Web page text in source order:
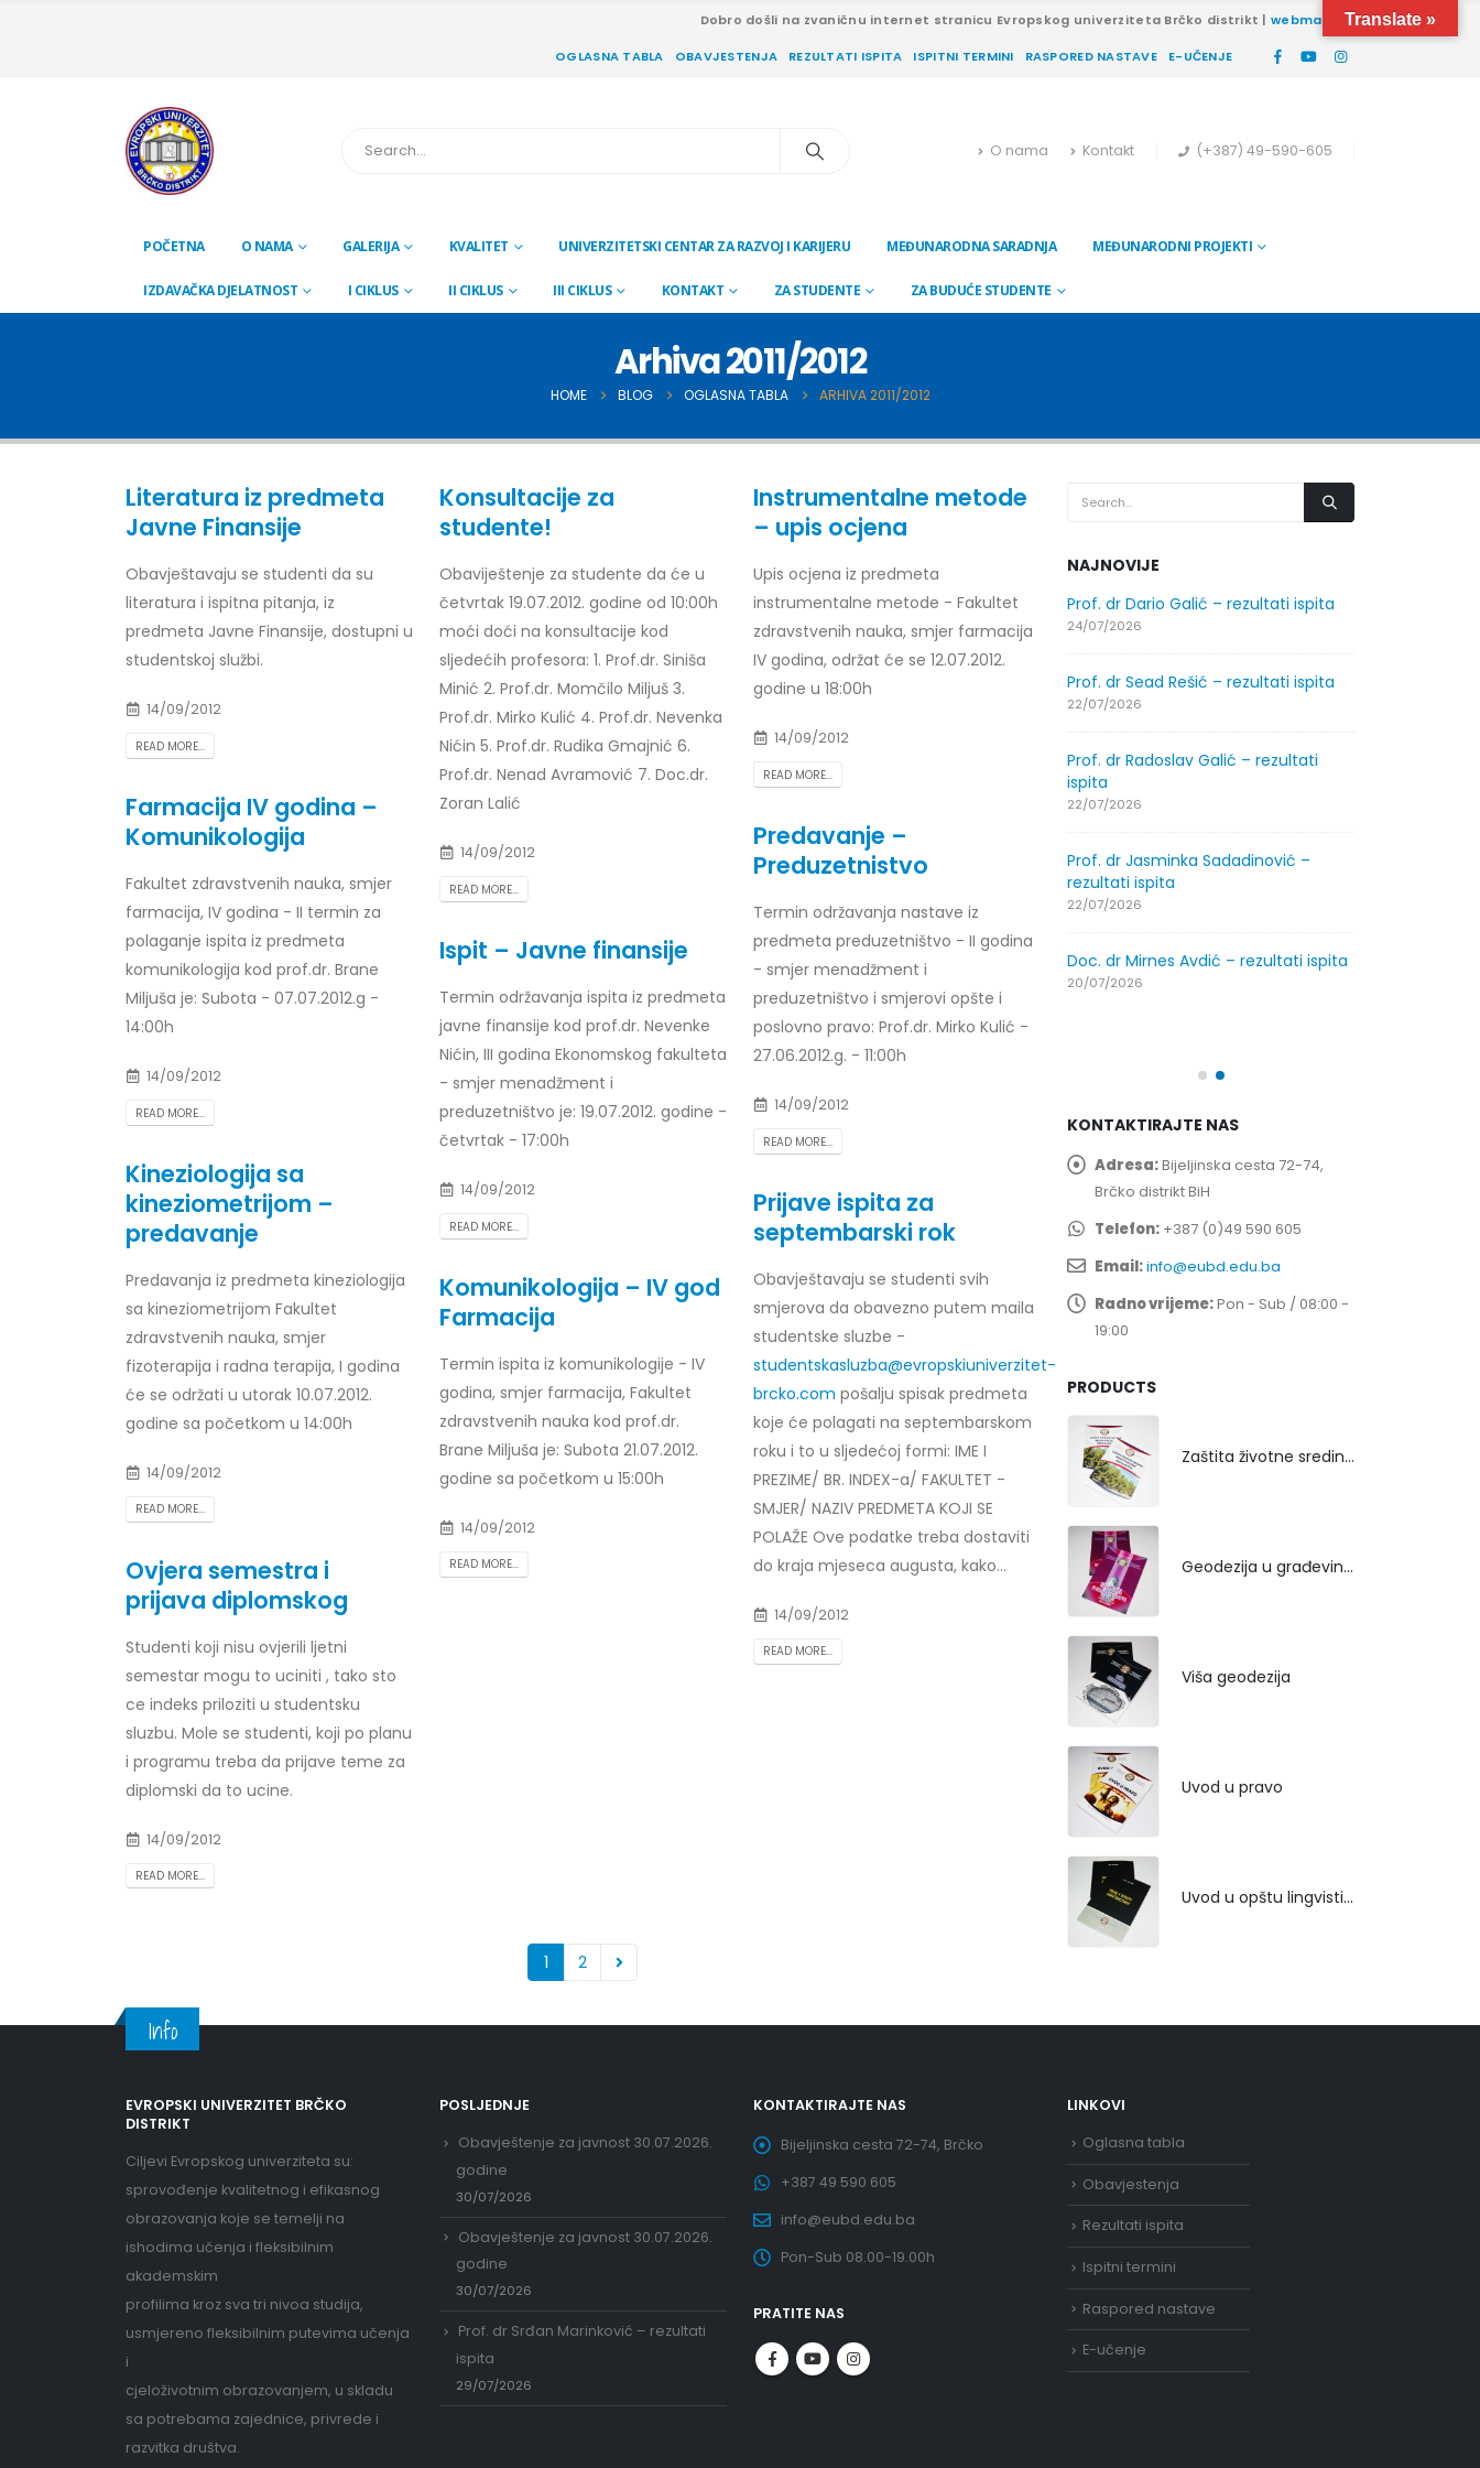
Dobro došli na zvaničnu internet stranicu Evropskog univerziteta Brčko distrikt |webmail
OGLASNA TABLA OBAVJESTENJA REZULTATI ISPITA ISPITNI TERMINI RASPORED NASTAVE E-UČENJE
O nama Kontakt (+387) 49-590-605
POČETNA O NAMA GALERIJA KVALITET UNIVERZITETSKI CENTAR ZA RAZVOJ I KARIJERU MEĐUNARODNA SARADNJA MEĐUNARODNI PROJEKTI
IZDAVAČKA DJELATNOST I CIKLUS II CIKLUS III CIKLUS KONTAKT ZA STUDENTE ZA BUDUĆE STUDENTE
Arhiva 2011/2012
HOME BLOG OGLASNA TABLA ARHIVA 2011/2012
Literatura iz predmeta
Javne Finansije
Obavještavaju se studenti da su
literatura i ispitna pitanja, iz
predmeta Javne Finansije, dostupni u
studentskoj službi.
14/09/2012
READ MORE...
Konsultacije za
studente!
Obaviještenje za studente da će u
četvrtak 19.07.2012. godine od 10:00h
moći doći na konsultacije kod
sljedećih profesora: 1. Prof.dr. Siniša
Minić 2. Prof.dr. Momčilo Miljuš 3.
Prof.dr. Mirko Kulić 4. Prof.dr. Nevenka
Nićin 5. Prof.dr. Rudika Gmajnić 6.
Prof.dr. Nenad Avramović 7. Doc.dr.
Zoran Lalić
14/09/2012
READ MORE...
Instrumentalne metode
– upis ocjena
Upis ocjena iz predmeta
instrumentalne metode - Fakultet
zdravstvenih nauka, smjer farmacija
IV godina, održat će se 12.07.2012.
godine u 18:00h
14/09/2012
READ MORE...
Farmacija IV godina –
Komunikologija
Fakultet zdravstvenih nauka, smjer
farmacija, IV godina - II termin za
polaganje ispita iz predmeta
komunikologija kod prof.dr. Brane
Miljuša je: Subota - 07.07.2012.g -
14:00h
14/09/2012
READ MORE...
Predavanje –
Preduzetnistvo
Termin održavanja nastave iz
predmeta preduzetništvo - II godina
- smjer menadžment i
preduzetništvo i smjerovi opšte i
poslovno pravo: Prof.dr. Mirko Kulić -
27.06.2012.g. - 11:00h
14/09/2012
READ MORE...
Ispit – Javne finansije
Termin održavanja ispita iz predmeta
javne finansije kod prof.dr. Nevenke
Nićin, III godina Ekonomskog fakulteta
- smjer menadžment i
preduzetništvo je: 19.07.2012. godine -
četvrtak - 17:00h
14/09/2012
READ MORE...
Kineziologija sa
kineziometrijom –
predavanje
Predavanja iz predmeta kineziologija
sa kineziometrijom Fakultet
zdravstvenih nauka, smjer
fizoterapija i radna terapija, I godina
će se održati u utorak 10.07.2012.
godine sa početkom u 14:00h
14/09/2012
READ MORE...
Prijave ispita za
septembarski rok
Obavještavaju se studenti svih
smjerova da obavezno putem maila
studentske sluzbe -
studentskasluzba@evropskiuniverzitet-
brcko.com pošalju spisak predmeta
koje će polagati na septembarskom
roku i to u sljedećoj formi: IME I
PREZIME/ BR. INDEX-a/ FAKULTET -
SMJER/ NAZIV PREDMETA KOJI SE
POLAŽE Ove podatke treba dostaviti
do kraja mjeseca augusta, kako...
14/09/2012
READ MORE...
Komunikologija – IV god
Farmacija
Termin ispita iz komunikologije - IV
godina, smjer farmacija, Fakultet
zdravstvenih nauka kod prof.dr.
Brane Miljuša je: Subota 21.07.2012.
godine sa početkom u 15:00h
14/09/2012
READ MORE...
Ovjera semestra i
prijava diplomskog
Studenti koji nisu ovjerili ljetni
semestar mogu to uciniti , tako sto
ce indeks priloziti u studentsku
sluzbu. Mole se studenti, koji po planu
i programu treba da prijave teme za
diplomski da to ucine.
14/09/2012
READ MORE...
1 2
NAJNOVIJE
Obavještenje za javnost 30.07.2026.
godine
Obavještenje za javnost 30.07.2026.
30/07/2026
Prof. dr Srđan Marinković – rezultati
ispita
29/07/2026
Prof. dr Azijada Beganlić – rezultati
29/07/2026
Prof. dr Esed Karić – rezultati ispita
25/07/2026
Prof. dr Dario Galić – rezultati ispita
24/07/2026
Prof. dr Sead Rešić – rezultati ispita
Prof. dr Radoslav Galić – rezultati
ispita
22/07/2026
Prof. dr Jasminka Sadadinović –
rezultati ispita
22/07/2026
Doc. dr Mirnes Avdić – rezultati ispita
Obavještenje za javnost 30.07.2026.
godine
Obavještenje za javnost 30.07.2026.
godine
30/07/2026
ispita
29/07/2026
Prof. dr Azijada Beganlić – rezultati
29/07/2026
Prof. dr Esed Karić – rezultati ispita
25/07/2026
Prof. dr Dario Galić – rezultati ispita
24/07/2026
Prof. dr Sead Rešić – rezultati ispita
22/07/2026
Prof. dr Radoslav Galić – rezultati
ispita
22/07/2026
Prof. dr Jasminka Sadadinović –
rezultati ispita
22/07/2026
Doc. dr Mirnes Avdić – rezultati ispita
20/07/2026
KONTAKTIRAJTE NAS
Adresa:Bijeljinska cesta 72-74,
Brčko distrikt BiH
Telefon: +387 (0)49 590 605
Email:info@eubd.edu.ba
Radno vrijeme:Pon - Sub / 08:00 -
19:00
PRODUCTS
Zaštita životne sredine rekultivacijom odlagališta
Geodezija u građevinarstvu
Viša geodezija
Uvod u pravo
Uvod u opštu lingvistiku
Info
EVROPSKI UNIVERZITET BRČKO
DISTRIKT
Ciljevi Evropskog univerziteta su:
sprovođenje kvalitetnog i efikasnog
obrazovanja koje se temelji na
ishodima učenja i fleksibilnim
akademskim
profilima kroz sva tri nivoa studija,
usmjereno fleksibilnim putevima učenja
i
cjeloživotnim obrazovanjem, u skladu
sa potrebama zajednice, privrede i
razvitka društva.
POSLJEDNJE
Obavještenje za javnost 30.07.2026.
godine
30/07/2026
Obavještenje za javnost 30.07.2026.
godine
30/07/2026
Prof. dr Srđan Marinković – rezultati
ispita
29/07/2026
KONTAKTIRAJTE NAS
Bijeljinska cesta 72-74, Brčko
+387 49 590 605
info@eubd.edu.ba
Pon-Sub 08.00-19.00h
PRATITE NAS
LINKOVI
Oglasna tabla
Obavjestenja
Rezultati ispita
Ispitni termini
Raspored nastave
E-učenje
Translate »